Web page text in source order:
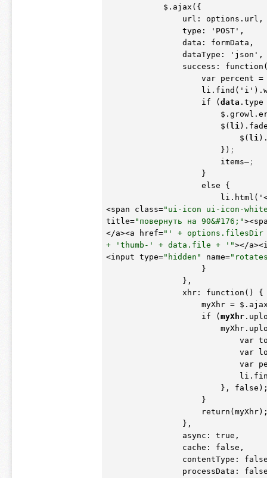
            $.ajax
( {
                success: function
var percent
                    li.find
( 'i')
                    if
(data
                        $
(li )
                            $
(li )
                        })
;
                        items–
;
                        li.html
(
<span class="ui-icon ui-icon-
title="повернуть на 90&#176;"
</a><a href="' +
+ 'thumb-' + data.file + '"></
<input type="hidden" name=
                xhr: function
( )
{
                    if
(myXhr